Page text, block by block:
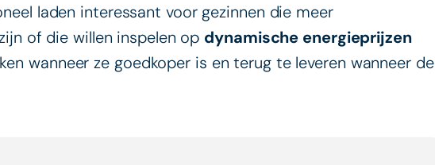
laden interessant voor gezinnen die meer
of die willen inspelen op dynamische energieprijzen
wanneer ze goedkoper is en terug te leveren wanneer de